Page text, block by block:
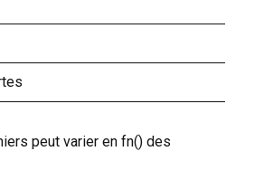
peut varier en fn() des